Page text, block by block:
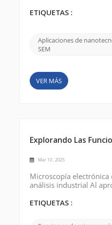
nanoestructuras,
ETIQUETAS :
Aplicaciones de
SEM
VER MÁS
Explorando Las
Mar 10 , 2025
Microscopía
análisis industrial Al
pueden proporcionar En
ETIQUETAS :